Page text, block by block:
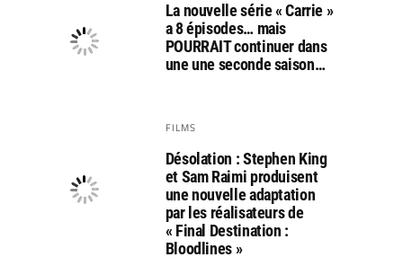
La nouvelle série « Carrie »
a 8 épisodes… mais
POURRAIT continuer dans
une une seconde saison…
FILMS
Désolation : Stephen King
et Sam Raimi produisent
une nouvelle adaptation
par les réalisateurs de
« Final Destination :
Bloodlines »